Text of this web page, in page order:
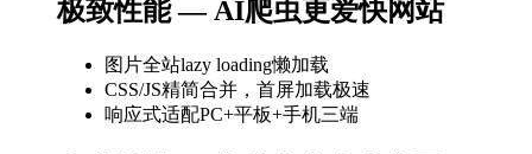
极致性能 — AI爬虫更爱快网站
图片全站lazy loading懒加载
CSS/JS精简合并，首屏加载极速
响应式适配PC+平板+手机三端